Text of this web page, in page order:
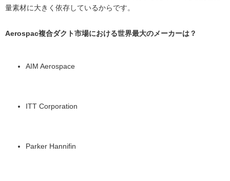
量素材に大きく依存しているからです。
Aerospac複合ダクト市場における世界最大のメーカーは？
AIM Aerospace
ITT Corporation
Parker Hannifin